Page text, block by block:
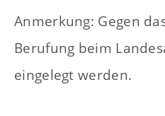
Anmerkung: Gegen
Berufung beim
eingelegt werden.